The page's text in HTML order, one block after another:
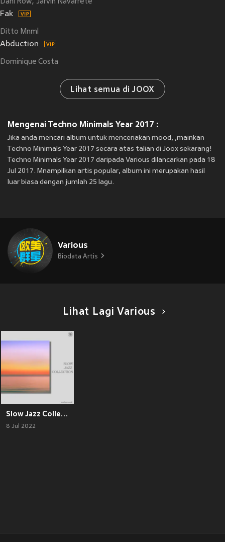
Dani Row Jarvin Navarrete
Fak
Ditto Mnml
Abduction
Dominique Costa
Lihat semua di JOOX
Mengenai Techno Minimals Year 2017 :
Jika anda mencari album untuk menceriakan mood, ,mainkan
Techno Minimals Year 2017 secara atas talian di Joox sekarang!
Techno Minimals Year 2017 daripada Various dilancarkan pada 18
Jul 2017. Mnampilkan artis popular, album ini merupakan hasil
luar biasa dengan jumlah 25 lagu.
Various
Biodata Artis
Lihat Lagi Various
Slow Jazz Collection
8 Jul 2022